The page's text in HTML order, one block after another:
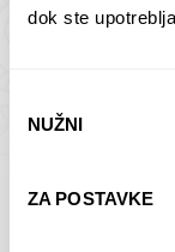
dok ste
pristanka
NUŽNI
ZA POSTAVKE
Dolac